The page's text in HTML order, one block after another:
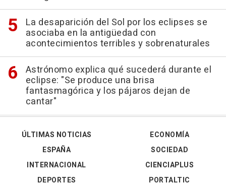
La desaparición del Sol por los eclipses se
asociaba en la antigüedad con
acontecimientos terribles y sobrenaturales
Astrónomo explica qué sucederá durante el
eclipse: "Se produce una brisa
fantasmagórica y los pájaros dejan de
cantar"
ÚLTIMAS NOTICIAS
ESPAÑA
INTERNACIONAL
DEPORTES
ECONOMÍA
SOCIEDAD
CIENCIAPLUS
PORTALTIC